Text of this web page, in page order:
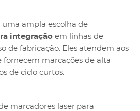
uma ampla escolha de
integração em linhas de
de fabricação. Eles atendem aos
fornecem marcações de alta
de ciclo curtos.
marcadores laser para